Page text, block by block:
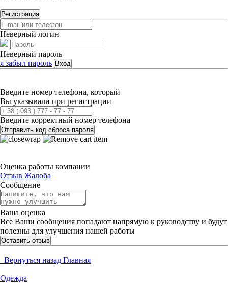
Регистрация
Неверный логин
Неверный пароль
я забыл пароль Вход
Введите номер телефона, который
Вы указывали при регистрации
Введите корректный номер телефона
Отправить код сброса пароля
Оценка работы компании
Отзыв Жалоба
Сообщение
Ваша оценка
Все Ваши сообщения попадают напрямую к руководству и будут
полезны для улучшения нашей работы
Оставить отзыв
Вернуться назад Главная
Одежда